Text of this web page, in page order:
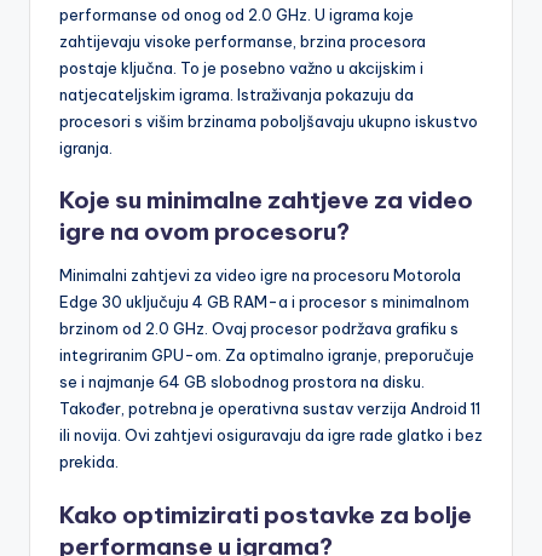
performanse od onog od 2.0 GHz. U igrama koje
zahtijevaju visoke performanse, brzina procesora
postaje ključna. To je posebno važno u akcijskim i
natjecateljskim igrama. Istraživanja pokazuju da
procesori s višim brzinama poboljšavaju ukupno iskustvo
igranja.
Koje su minimalne zahtjeve za video
igre na ovom procesoru?
Minimalni zahtjevi za video igre na procesoru Motorola
Edge 30 uključuju 4 GB RAM-a i procesor s minimalnom
brzinom od 2.0 GHz. Ovaj procesor podržava grafiku s
integriranim GPU-om. Za optimalno igranje, preporučuje
se i najmanje 64 GB slobodnog prostora na disku.
Također, potrebna je operativna sustav verzija Android 11
ili novija. Ovi zahtjevi osiguravaju da igre rade glatko i bez
prekida.
Kako optimizirati postavke za bolje
performanse u igrama?